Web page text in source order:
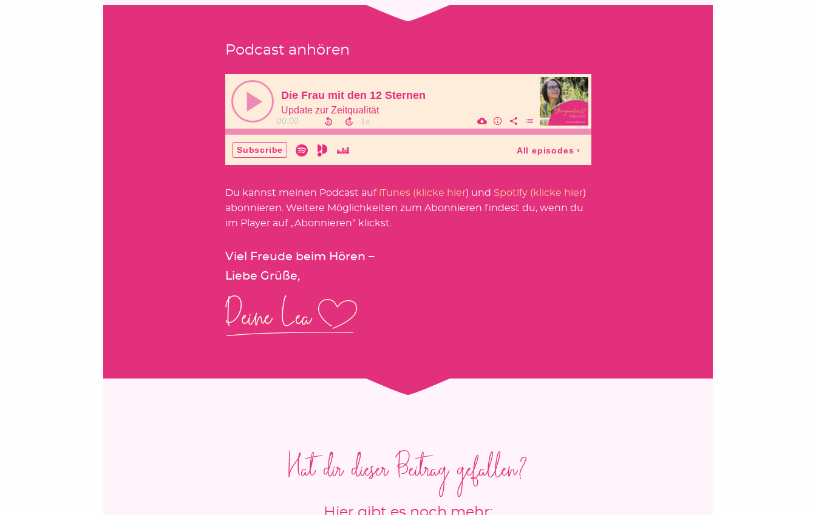
Podcast anhören
Du kannst meinen Podcast auf iTunes (klicke hier) und Spotify (klicke hier)
abonnieren. Weitere Möglichkeiten zum Abonnieren findest du, wenn du
im Player auf „Abonnieren“ klickst.
Viel Freude beim Hören –
Liebe Grüße,
Hat dir dieser Beitrag gefallen?